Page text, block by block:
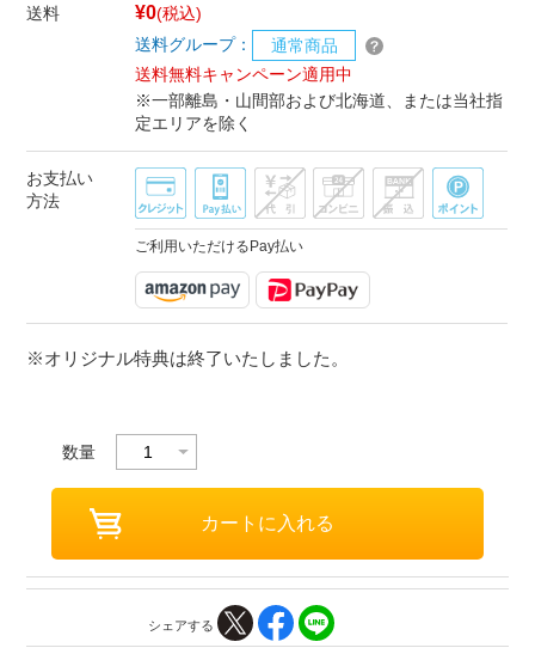
送料 ¥0(税込)
送料グループ：
通常商品
送料無料キャンペーン適用中
※一部離島・山間部および北海道、または当社指
定エリアを除く
お支払い
方法
ご利用いただけるPay払い
※オリジナル特典は終了いたしました。
数量
シェアする